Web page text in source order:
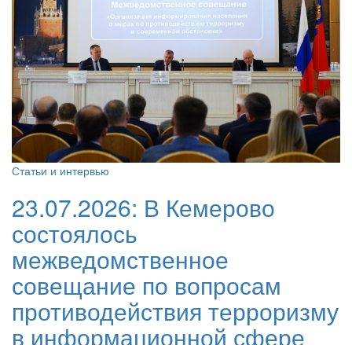
Статьи и интервью
23.07.2026: В Кемерово
состоялось
межведомственное
совещание по вопросам
противодействия терроризму
в информационной сфере